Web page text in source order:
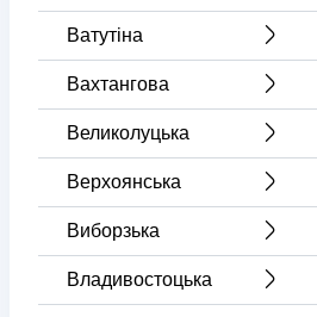
Ватутіна
Вахтангова
Великолуцька
Верхоянська
Виборзька
Владивостоцька